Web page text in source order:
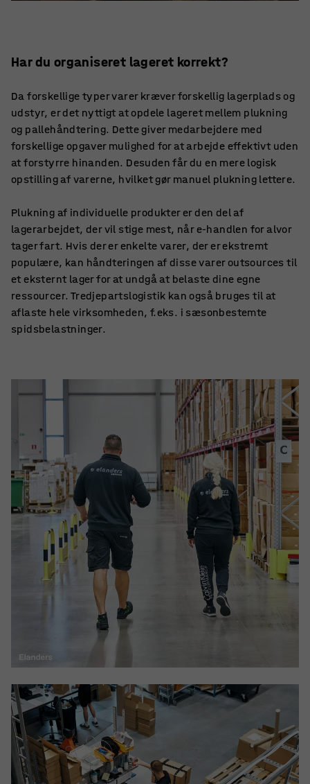
Har du organiseret lageret korrekt?
Da forskellige typer varer kræver forskellig lagerplads og
udstyr, er det nyttigt at opdele lageret mellem plukning
og pallehåndtering. Dette giver medarbejdere med
forskellige opgaver mulighed for at arbejde effektivt uden
at forstyrre hinanden. Desuden får du en mere logisk
opstilling af varerne, hvilket gør manuel plukning lettere.
Plukning af individuelle produkter er den del af
lagerarbejdet, der vil stige mest, når e-handlen for alvor
tager fart. Hvis der er enkelte varer, der er ekstremt
populære, kan håndteringen af disse varer outsources til
et eksternt lager for at undgå at belaste dine egne
ressourcer. Tredjepartslogistik kan også bruges til at
aflaste hele virksomheden, f.eks. i sæsonbestemte
spidsbelastninger.